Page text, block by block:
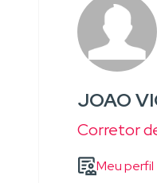
JOAO
Corretor
Meu perfil